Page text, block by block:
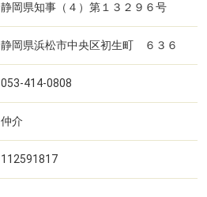
静岡県知事（４）第１３２９６号
静岡県浜松市中央区初生町 ６３６
053-414-0808
仲介
112591817